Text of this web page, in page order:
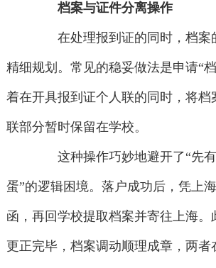
档案与证件分离操作
在处理报到证的同时，档案
精细规划。常见的稳妥做法是申请“
着在开具报到证个人联的同时，将档
联部分暂时保留在学校。
这种操作巧妙地避开了“先有
蛋”的逻辑困境。落户成功后，凭上
函，再回学校提取档案并寄往上海。
更正完毕，档案调动顺理成章，两者